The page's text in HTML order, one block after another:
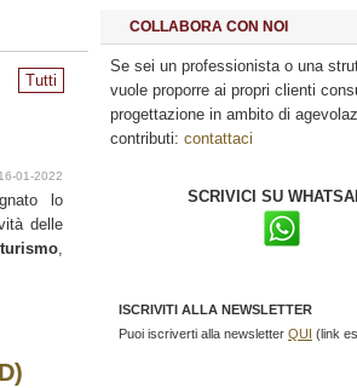
Tutti
16-01-2022
lo
delle
turismo,
COLLABORA CON NOI
Se sei un professionista o una
vuole proporre ai propri clienti
progettazione in ambito di
contributi: contattaci
SCRIVICI SU
ISCRIVITI ALLA NEWSLETTER
Puoi iscriverti alla newsletter QUI (link